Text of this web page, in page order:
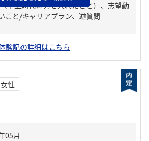
学生時代に力を入れたこと）、志望動
こと/キャリアプラン、逆質問
験記の詳細はこちら
女性